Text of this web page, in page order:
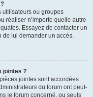
utilisateurs ou groupes
réaliser n’importe quelle autre
Essayez de contacter un
de lui demander un accès.
jointes ?
jointes sont accordées
du forum ont peut-
le forum concerné, ou seuls